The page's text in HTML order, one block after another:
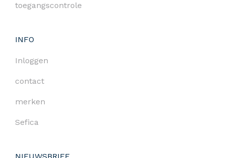
toegangscontrole
INFO
Inloggen
contact
merken
Sefica